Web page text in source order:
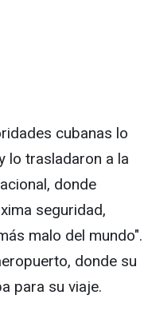
cubanas lo
lo trasladaron a la
donde
seguridad,
malo del mundo".
donde su
para su viaje.